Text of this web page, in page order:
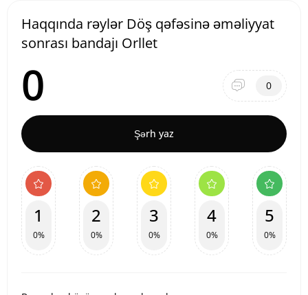
Haqqında rəylər Döş qəfəsinə əməliyyat
sonrası bandajı Orllet
0 0
Şərh yaz
1
0%
2
0%
3
0%
4
0%
5
0%